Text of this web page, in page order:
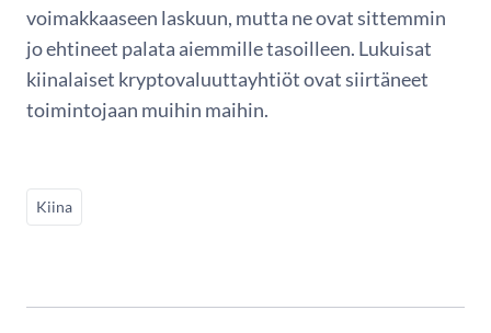
voimakkaaseen laskuun, mutta ne ovat sittemmin
jo ehtineet palata aiemmille tasoilleen. Lukuisat
kiinalaiset kryptovaluuttayhtiöt ovat siirtäneet
toimintojaan muihin maihin.
Kiina